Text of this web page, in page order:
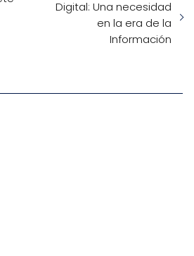
Digital: Una necesidad
en la era de la
Información